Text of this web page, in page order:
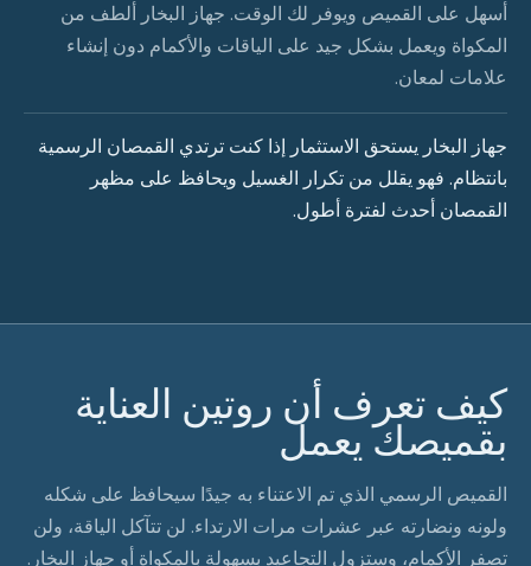
أسهل على القميص ويوفر لك الوقت. جهاز البخار ألطف من
المكواة ويعمل بشكل جيد على الياقات والأكمام دون إنشاء
علامات لمعان.
جهاز البخار يستحق الاستثمار إذا كنت ترتدي القمصان الرسمية
بانتظام. فهو يقلل من تكرار الغسيل ويحافظ على مظهر
القمصان أحدث لفترة أطول.
كيف تعرف أن روتين العناية
بقميصك يعمل
القميص الرسمي الذي تم الاعتناء به جيدًا سيحافظ على شكله
ولونه ونضارته عبر عشرات مرات الارتداء. لن تتآكل الياقة، ولن
تصفر الأكمام، وستزول التجاعيد بسهولة بالمكواة أو جهاز البخار.